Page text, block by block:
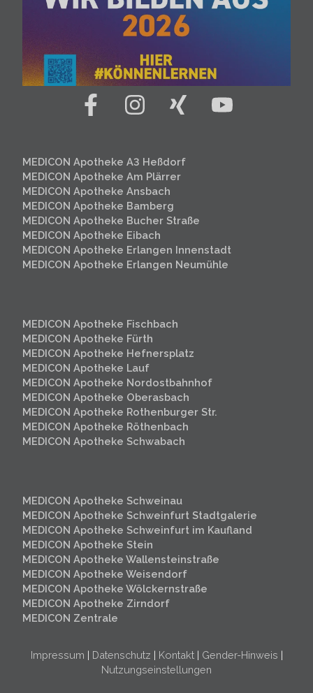
MEDICON Apotheke A3 Heßdorf
MEDICON Apotheke Am Plärrer
MEDICON Apotheke Ansbach
MEDICON Apotheke Bamberg
MEDICON Apotheke Bucher Straße
MEDICON Apotheke Eibach
MEDICON Apotheke Erlangen Innenstadt
MEDICON Apotheke Erlangen Neumühle
MEDICON Apotheke Fischbach
MEDICON Apotheke Fürth
MEDICON Apotheke Hefnersplatz
MEDICON Apotheke Lauf
MEDICON Apotheke Nordostbahnhof
MEDICON Apotheke Oberasbach
MEDICON Apotheke Rothenburger Str.
MEDICON Apotheke Röthenbach
MEDICON Apotheke Schwabach
MEDICON Apotheke Schweinau
MEDICON Apotheke Schweinfurt Stadtgalerie
MEDICON Apotheke Schweinfurt im Kaufland
MEDICON Apotheke Stein
MEDICON Apotheke Wallensteinstraße
MEDICON Apotheke Weisendorf
MEDICON Apotheke Wölckernstraße
MEDICON Apotheke Zirndorf
MEDICON Zentrale
Impressum | Datenschutz | Kontakt| Gender-Hinweis |
Nutzungseinstellungen